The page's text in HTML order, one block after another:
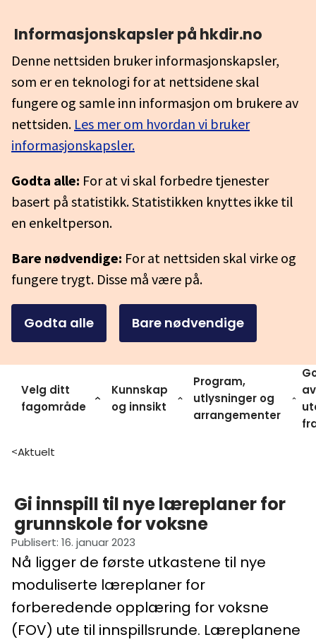
Informasjonskapsler på hkdir.no
Denne nettsiden bruker informasjonskapsler,
som er en teknologi for at nettsidene skal
fungere og samle inn informasjon om brukere av
nettsiden. Les mer om hvordan vi bruker
informasjonskapsler.
Godta alle: For at vi skal forbedre tjenester
basert på statistikk. Statistikken knyttes ikke til
en enkeltperson.
Bare nødvendige: For at nettsiden skal virke og
fungere trygt. Disse må være på.
Godta alle Bare nødvendige
Velg ditt
fagområde
Kunnskap
og innsikt
Program,
utlysninger og
arrangementer
av
>Aktuelt
Gi innspill til nye læreplaner for
grunnskole for voksne
Publisert: 16. januar 2023
Nå ligger de første utkastene til nye
moduliserte læreplaner for
forberedende opplæring for voksne
(FOV) ute til innspillsrunde. Læreplanene